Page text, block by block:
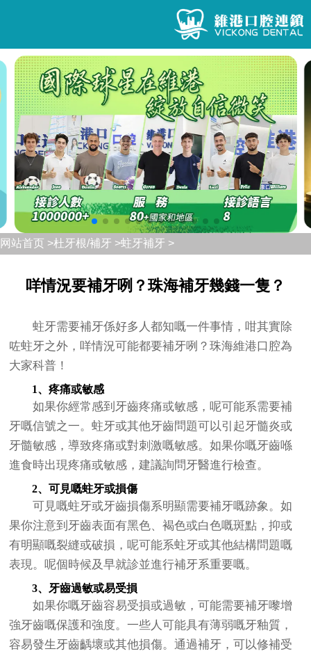
网站首页 >杜牙根/補牙 >蛀牙補牙 >
咩情況要補牙咧？珠海補牙幾錢一隻？
蛀牙需要補牙係好多人都知嘅一件事情，咁其實除
咗蛀牙之外，咩情況可能都要補牙咧？珠海維港口腔為
大家科普！
1、疼痛或敏感
如果你經常感到牙齒疼痛或敏感，呢可能系需要補
牙嘅信號之一。蛀牙或其他牙齒問題可以引起牙髓炎或
牙髓敏感，導致疼痛或對刺激嘅敏感。如果你嘅牙齒喺
進食時出現疼痛或敏感，建議詢問牙醫進行檢查。
2、可見嘅蛀牙或損傷
可見嘅蛀牙或牙齒損傷系明顯需要補牙嘅跡象。如
果你注意到牙齒表面有黑色、褐色或白色嘅斑點，抑或
有明顯嘅裂縫或破損，呢可能系蛀牙或其他結構問題嘅
表現。呢個時候及早就診並進行補牙系重要嘅。
3、牙齒過敏或易受損
如果你嘅牙齒容易受損或過敏，可能需要補牙嚟增
強牙齒嘅保護和強度。一些人可能具有薄弱嘅牙釉質，
容易發生牙齒齲壞或其他損傷。通過補牙，可以修補受